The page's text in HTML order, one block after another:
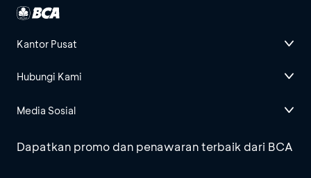
Kantor Pusat
Hubungi Kami
Media Sosial
Dapatkan promo dan penawaran terbaik dari BCA